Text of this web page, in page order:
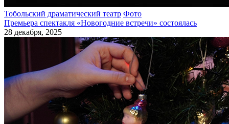
Тобольский драматический театр Фото
Премьера спектакля «Новогодние встречи» состоялась
28 декабря, 2025